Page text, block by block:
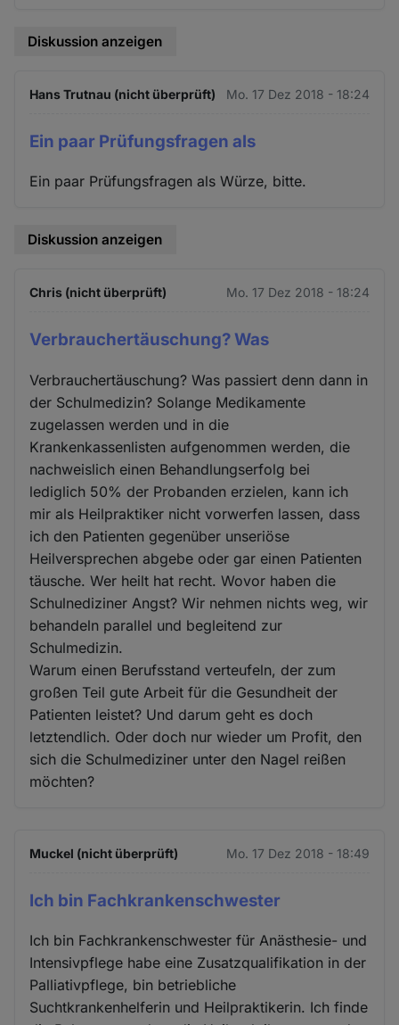
Diskussion anzeigen
Hans Trutnau (nicht überprüft) Mo. 17 Dez 2018 - 18:24
Ein paar Prüfungsfragen als
Ein paar Prüfungsfragen als Würze, bitte.
Diskussion anzeigen
Chris (nicht überprüft) Mo. 17 Dez 2018 - 18:24
Verbrauchertäuschung? Was
Verbrauchertäuschung? Was passiert denn dann in
der Schulmedizin? Solange Medikamente
zugelassen werden und in die
Krankenkassenlisten aufgenommen werden, die
nachweislich einen Behandlungserfolg bei
lediglich 50% der Probanden erzielen, kann ich
mir als Heilpraktiker nicht vorwerfen lassen, dass
ich den Patienten gegenüber unseriöse
Heilversprechen abgebe oder gar einen Patienten
täusche. Wer heilt hat recht. Wovor haben die
Schulnediziner Angst? Wir nehmen nichts weg, wir
behandeln parallel und begleitend zur
Schulmedizin.
Warum einen Berufsstand verteufeln, der zum
großen Teil gute Arbeit für die Gesundheit der
Patienten leistet? Und darum geht es doch
letztendlich. Oder doch nur wieder um Profit, den
sich die Schulmediziner unter den Nagel reißen
möchten?
Muckel (nicht überprüft) Mo. 17 Dez 2018 - 18:49
Ich bin Fachkrankenschwester
Ich bin Fachkrankenschwester für Anästhesie- und
Intensivpflege habe eine Zusatzqualifikation in der
Palliativpflege, bin betriebliche
Suchtkrankenhelferin und Heilpraktikerin. Ich finde